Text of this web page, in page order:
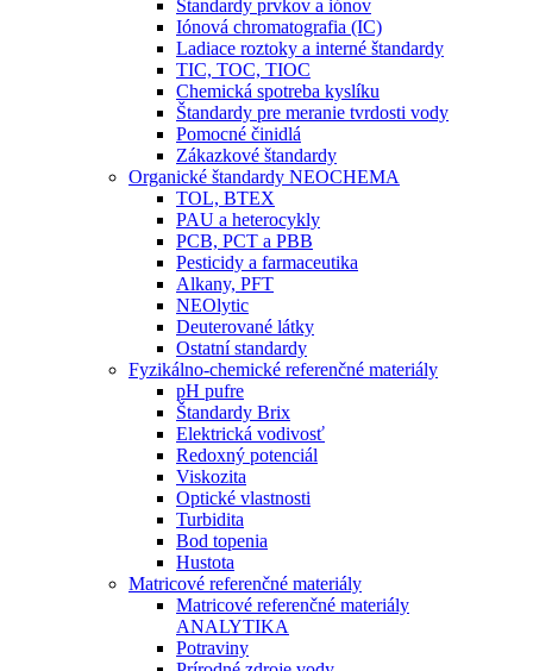
Štandardy prvkov a iónov
Iónová chromatografia (IC)
Ladiace roztoky a interné štandardy
TIC, TOC, TIOC
Chemická spotreba kyslíku
Štandardy pre meranie tvrdosti vody
Pomocné činidlá
Zákazkové štandardy
Organické štandardy NEOCHEMA
TOL, BTEX
PAU a heterocykly
PCB, PCT a PBB
Pesticidy a farmaceutika
Alkany, PFT
NEOlytic
Deuterované látky
Ostatní standardy
Fyzikálno-chemické referenčné materiály
pH pufre
Štandardy Brix
Elektrická vodivosť
Redoxný potenciál
Viskozita
Optické vlastnosti
Turbidita
Bod topenia
Hustota
Matricové referenčné materiály
Matricové referenčné materiály
ANALYTIKA
Potraviny